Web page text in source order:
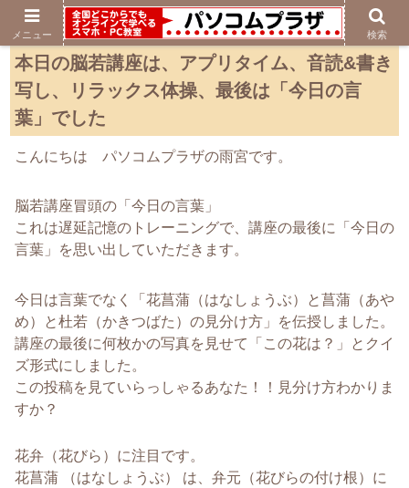
本日の脳若講座は、アプリタイム、音読&書き
写し、リラックス体操、最後は「今日の言
葉」でした
こんにちは パソコムプラザの雨宮です。
脳若講座冒頭の「今日の言葉」
これは遅延記憶のトレーニングで、講座の最後に「今日の
言葉」を思い出していただきます。
今日は言葉でなく「花菖蒲（はなしょうぶ）と菖蒲（あや
め）と杜若（かきつばた）の見分け方」を伝授しました。
講座の最後に何枚かの写真を見せて「この花は？」とクイ
ズ形式にしました。
この投稿を見ていらっしゃるあなた！！見分け方わかりま
すか？
花弁（花びら）に注目です。
花菖蒲 （はなしょうぶ） は、弁元（花びらの付け根）に
メニュー 検索